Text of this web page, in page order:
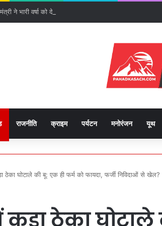
ने भारी वर्षा को देखते हुए दिए हाई अलर्ट पर रहने के निर्देश।
राजनीति क्राइम पर्यटन मनोरंजन यूथ
ठेका घोटाले की बू: एक ही फर्म को फायदा, फर्जी निविदाओं से खेल?
कूड़ा ठेका